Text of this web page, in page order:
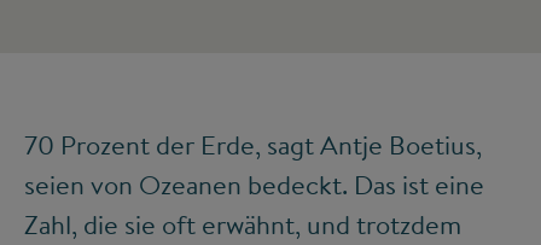
70 Prozent der Erde, sagt Antje Boetius,
seien von Ozeanen bedeckt. Das ist eine
Zahl, die sie oft erwähnt, und trotzdem